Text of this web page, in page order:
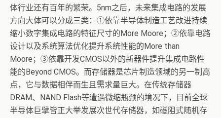
体行业还有百年的繁荣。5nm之后，未来集成电路的发展
方向大体可以分成三类：①依靠半导体制造工艺改进持续
缩小数字集成电路的特征尺寸的More Moore；②依靠电路
设计以及系统算法优化提升系统性能的More than
Moore；③依靠开发CMOS以外的新器件提升集成电路性
能的Beyond CMOS。而存储器是芯片制造领域的另一制高
点，它与数据相伴而生且需求量巨大。在传统存储器
DRAM、NAND Flash等遭遇微缩瓶颈的境况下，目前全球
半导体巨擘皆正大举发展次世代存储器，如磁阻式随机存